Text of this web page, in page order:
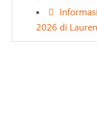
2026 di